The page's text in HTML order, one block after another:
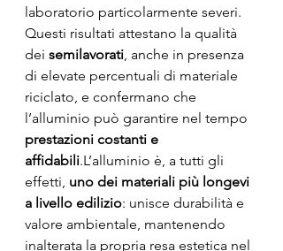
laboratorio particolarmente severi.
Questi risultati attestano la qualità
dei semilavorati, anche in presenza
di elevate percentuali di materiale
riciclato, e confermano che
l’alluminio può garantire nel tempo
prestazioni costanti e
affidabili.L’alluminio è, a tutti gli
effetti, uno dei materiali più longevi
a livello edilizio: unisce durabilità e
valore ambientale, mantenendo
inalterata la propria resa estetica nel